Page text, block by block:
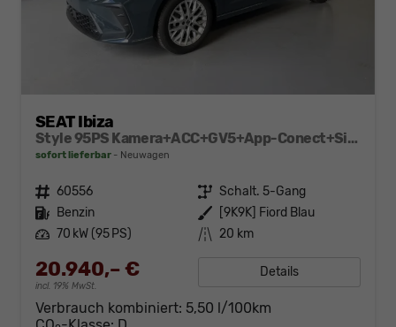
SEAT Ibiza
Style 95PS Kamera+ACC+GV5+App-Conect+Sitzheizung+ParkPilot hinten
sofort lieferbar Neuwagen
Fahrzeugnr. 60556 Getriebe Schalt. 5-Gang
Kraftstoff Benzin Außenfarbe
[9K9K] Fiord Blau
Leistung 70 kW (95 PS) Kilometerstand 20 km
20.940,– €
incl. 19% MwSt.
Details
Verbrauch kombiniert: 5,50 l/100km